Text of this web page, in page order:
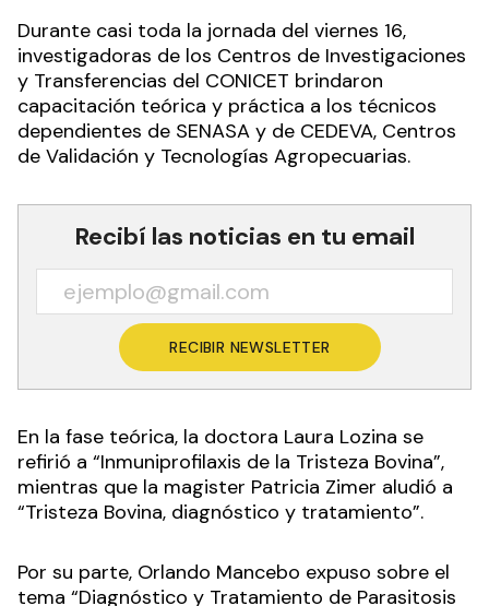
Durante casi toda la jornada del viernes 16,
investigadoras de los Centros de Investigaciones
y Transferencias del CONICET brindaron
capacitación teórica y práctica a los técnicos
dependientes de SENASA y de CEDEVA, Centros
de Validación y Tecnologías Agropecuarias.
Recibí las noticias en tu email
RECIBIR NEWSLETTER
En la fase teórica, la doctora Laura Lozina se
refirió a “Inmuniprofilaxis de la Tristeza Bovina”,
mientras que la magister Patricia Zimer aludió a
“Tristeza Bovina, diagnóstico y tratamiento”.
Por su parte, Orlando Mancebo expuso sobre el
tema “Diagnóstico y Tratamiento de Parasitosis